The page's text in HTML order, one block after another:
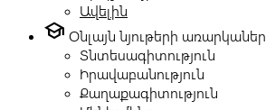
Ավելին
school Օնլայն նյութերի առարկաներ
Տնտեսագիտություն
Իրավաբանություն
Քաղաքագիտություն